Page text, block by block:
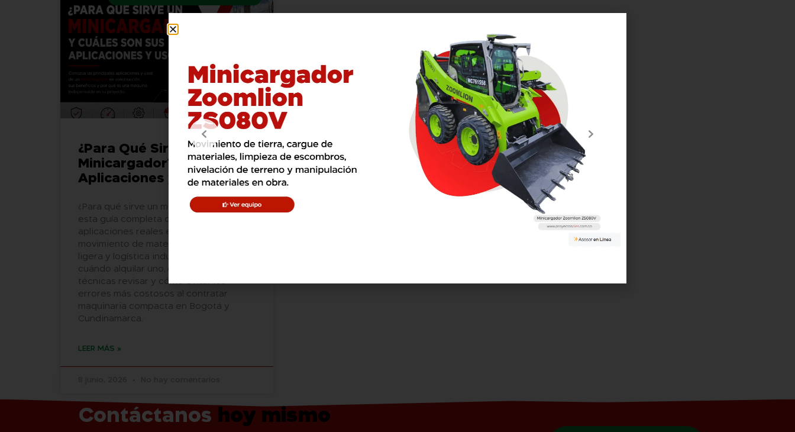
¿Para Qué Sirve un
Minicargador?
Aplicaciones y Usos.
¿Para qué sirve un minicargador? En
esta guía completa descubra sus
aplicaciones reales en construcción,
movimiento de materiales, excavación
ligera y logística industrial. Conozca
cuándo alquilar uno, qué características
técnicas revisar y cómo evitar los
errores más costosos al contratar
maquinaria compacta en Bogotá y
Cundinamarca.
LEER MÁS »
Contáctanos hoy mismo